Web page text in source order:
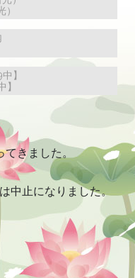
】
きました。
中止になりました。